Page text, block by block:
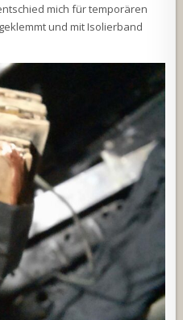
mich für temporären
und mit Isolierband